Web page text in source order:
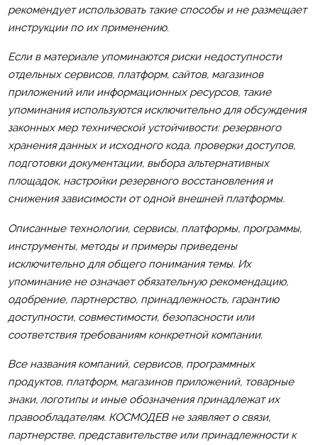
рекомендует использовать такие способы и не размещает
инструкции по их применению.
Если в материале упоминаются риски недоступности
отдельных сервисов, платформ, сайтов, магазинов
приложений или информационных ресурсов, такие
упоминания используются исключительно для обсуждения
законных мер технической устойчивости: резервного
хранения данных и исходного кода, проверки доступов,
подготовки документации, выбора альтернативных
площадок, настройки резервного восстановления и
снижения зависимости от одной внешней платформы.
Описанные технологии, сервисы, платформы, программы,
инструменты, методы и примеры приведены
исключительно для общего понимания темы. Их
упоминание не означает обязательную рекомендацию,
одобрение, партнерство, принадлежность, гарантию
доступности, совместимости, безопасности или
соответствия требованиям конкретной компании.
Все названия компаний, сервисов, программных
продуктов, платформ, магазинов приложений, товарные
знаки, логотипы и иные обозначения принадлежат их
правообладателям. КОСМОДЕВ не заявляет о связи,
партнерстве, представительстве или принадлежности к